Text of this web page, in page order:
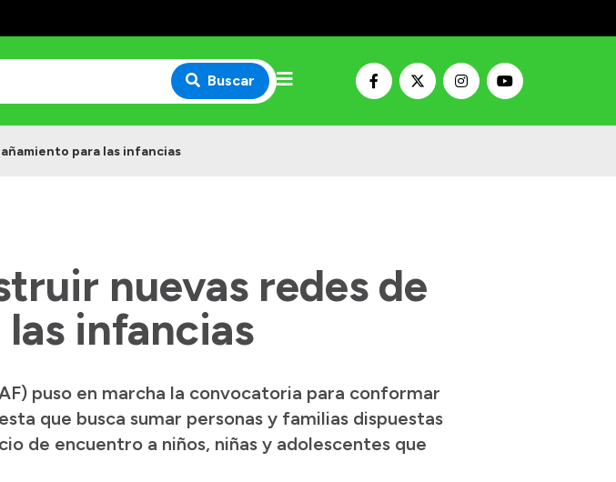
Buscar
para las infancias
nuevas redes de
infancias
puso en marcha la convocatoria para conformar
que busca sumar personas y familias dispuestas
de encuentro a niños, niñas y adolescentes que